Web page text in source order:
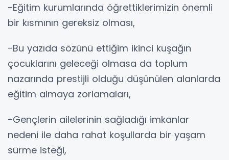
-Eğitim kurumlarında öğrettiklerimizin önemli
bir kısmının gereksiz olması,
-Bu yazıda sözünü ettiğim ikinci kuşağın
çocuklarını geleceği olmasa da toplum
nazarında prestijli olduğu düşünülen alanlarda
eğitim almaya zorlamaları,
-Gençlerin ailelerinin sağladığı imkanlar
nedeni ile daha rahat koşullarda bir yaşam
sürme isteği,